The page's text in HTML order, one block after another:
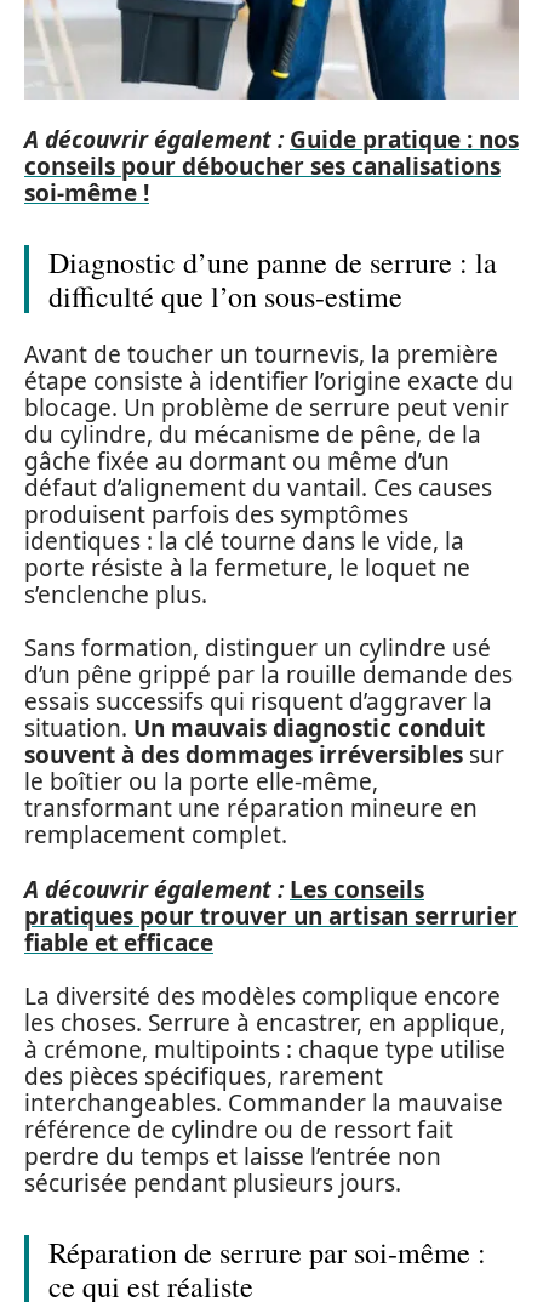
A découvrir également : Guide pratique : nos
conseils pour déboucher ses canalisations
soi-même !
Diagnostic d’une panne de serrure : la
difficulté que l’on sous-estime
Avant de toucher un tournevis, la première
étape consiste à identifier l’origine exacte du
blocage. Un problème de serrure peut venir
du cylindre, du mécanisme de pêne, de la
gâche fixée au dormant ou même d’un
défaut d’alignement du vantail. Ces causes
produisent parfois des symptômes
identiques : la clé tourne dans le vide, la
porte résiste à la fermeture, le loquet ne
s’enclenche plus.
Sans formation, distinguer un cylindre usé
d’un pêne grippé par la rouille demande des
essais successifs qui risquent d’aggraver la
situation. Un mauvais diagnostic conduit
souvent à des dommages irréversibles sur
le boîtier ou la porte elle-même,
transformant une réparation mineure en
remplacement complet.
A découvrir également : Les conseils
pratiques pour trouver un artisan serrurier
fiable et efficace
La diversité des modèles complique encore
les choses. Serrure à encastrer, en applique,
à crémone, multipoints : chaque type utilise
des pièces spécifiques, rarement
interchangeables. Commander la mauvaise
référence de cylindre ou de ressort fait
perdre du temps et laisse l’entrée non
sécurisée pendant plusieurs jours.
Réparation de serrure par soi-même :
ce qui est réaliste